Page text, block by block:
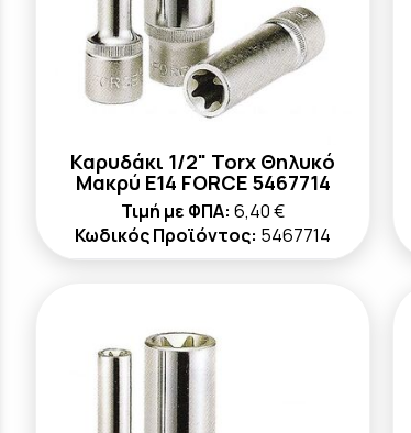
Καρυδάκι 1/2" Torx Θηλυκό
Μακρύ E14 FORCE 5467714
Τιμή με ΦΠΑ: 6,40 €
Κωδικός Προϊόντος: 5467714